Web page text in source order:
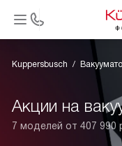
Kuppersbusch
Акции на
7 моделей от 407 990